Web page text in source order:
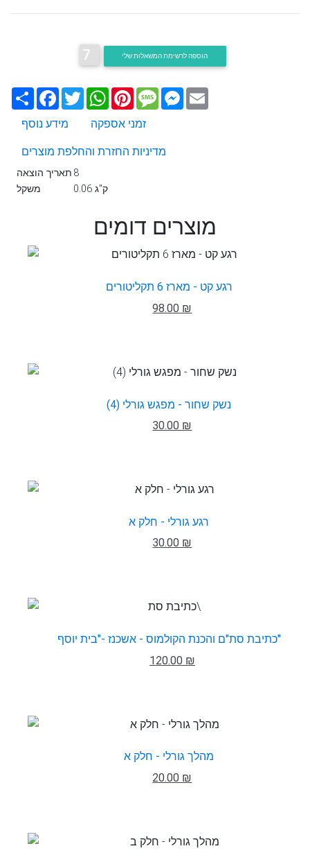
7 הוספה לרשימת המשאלות שלי
שתף Facebook
TwitterWhatsApp
PinterestMessageMessenger
מידע נוסף
זמני אספקה
מדיניות החזרת והחלפת מוצרים
תאריך הוצאה 8
משקל
0.06 ק"ג
מוצרים דומים
רגע קט - מארז 6 תקליטורים
98.00 ₪
נשק שחור - מפגש גורלי (4)
30.00 ₪
רגע גורלי - חלק א
30.00 ₪
כתיבת סת"ם והכנת הקולמוס - אשכנז -"בית יוסף"
120.00 ₪
מהלך גורלי - חלק א
20.00 ₪